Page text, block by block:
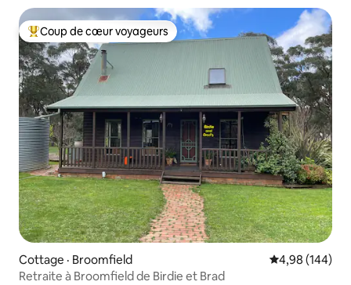
Coup de cœur voyageurs parmi les plus aimés
Coup de cœur voyageurs
Cottage · Broomfield Note
4,98 (144)
Retraite à Broomfield de Birdie et Brad